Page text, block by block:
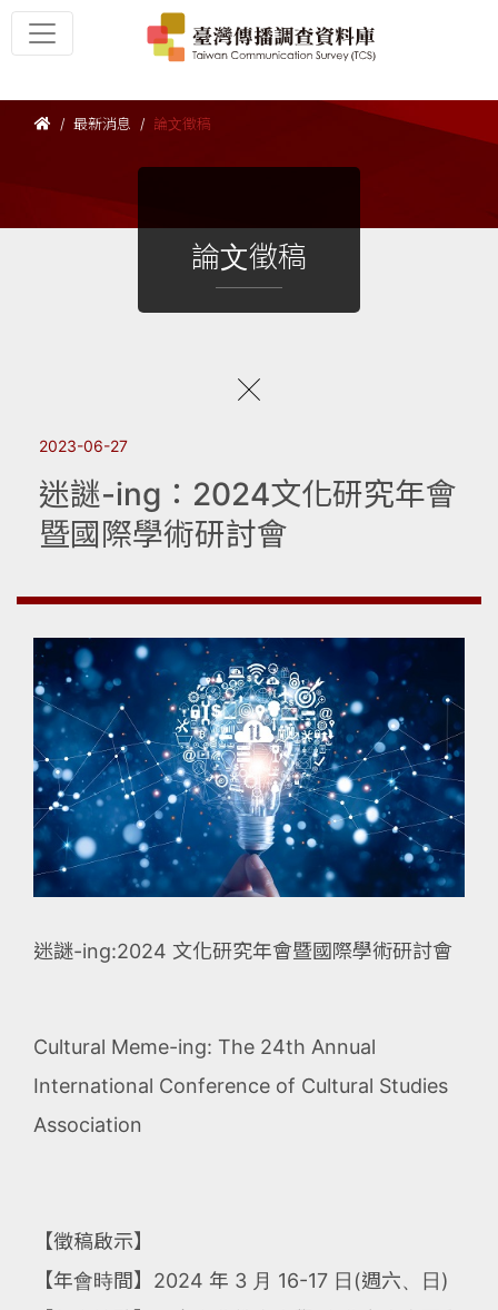
最新消息 論文徵稿
論文徵稿
2023-06-27
迷謎-ing：2024文化研究年會
暨國際學術研討會
迷謎-ing:2024 文化研究年會暨國際學術研討會
Cultural Meme-ing: The 24th Annual
International Conference of Cultural Studies
Association
【徵稿啟示】
【年會時間】2024 年 3 月 16-17 日(週六、日)